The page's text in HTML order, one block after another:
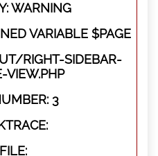
WARNING
VARIABLE $PAGE
RIGHT-SIDEBAR-
VIEW.PHP
3
FILE: